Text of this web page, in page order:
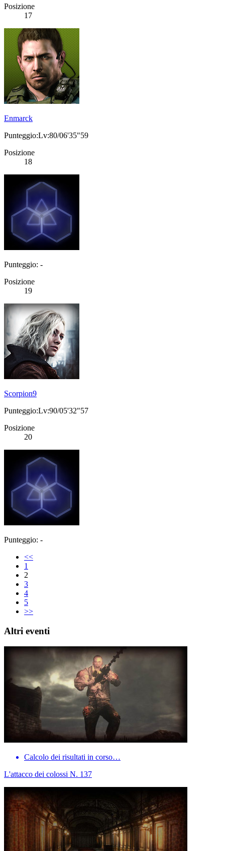
Posizione
17
Enmarck
Punteggio:Lv:80/06'35"59
Posizione
18
Punteggio: -
Posizione
19
Scorpion9
Punteggio:Lv:90/05'32"57
Posizione
20
Punteggio: -
<<
1
2
3
4
5
>>
Altri eventi
Calcolo dei risultati in corso…
L'attacco dei colossi N. 137